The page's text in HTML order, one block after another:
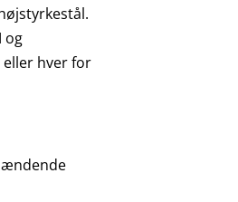
og
eller hver for